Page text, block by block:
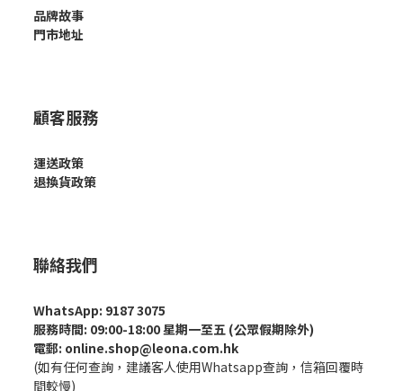
品牌故事
門市地址
顧客服務
運送政策
退換貨政策
聯絡我們
WhatsApp: 9187 3075
服務時間: 09:00-18:00 星期一至五 (公眾假期除外)
電郵: online.shop@leona.com.hk
(如有任何查詢，建議客人使用Whatsapp查詢，信箱回覆時
間較慢)